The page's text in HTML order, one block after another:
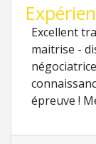
Excellent
maitrise -
épreuve !